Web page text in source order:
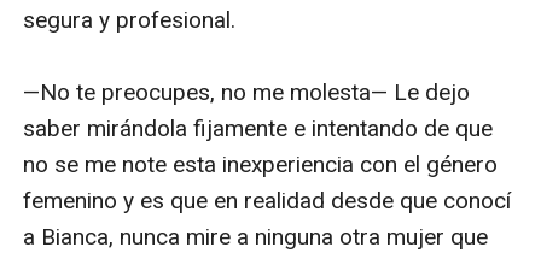
segura y profesional.
—No te preocupes, no me molesta— Le dejo
saber mirándola fijamente e intentando de que
no se me note esta inexperiencia con el género
femenino y es que en realidad desde que conocí
a Bianca, nunca mire a ninguna otra mujer que